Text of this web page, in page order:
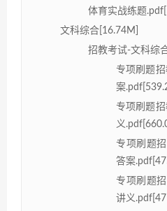
体育实战练题
文科综合[16.74M]
招教考试-文科综
专项刷题
案
专项刷题
义
专项刷题
答案
专项刷题
讲义